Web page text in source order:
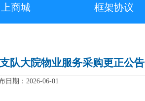
上商城 框架协议
队大院物业服务采购更正公告
日期：2026-06-01